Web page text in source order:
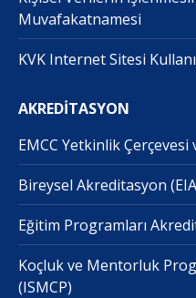
Muvafakatnamesi
KVK Internet Sitesi
AKREDİTASYON
EMCC Yetkinlik
Bireysel Akreditasyon
Eğitim Programları
Koçluk ve Mentorluk
(ISMCP)